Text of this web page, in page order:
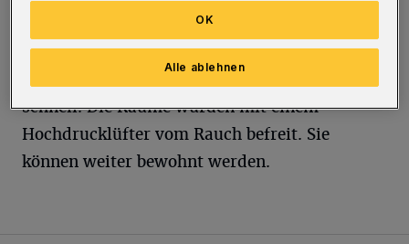
Die Einsatzkräfte verschafften sich Zutritt zu
der betroffenen Wohnung und entdeckten in
schnell. Die Räume wurden mit einem
Hochdrucklüfter vom Rauch befreit. Sie
können weiter bewohnt werden.
Alle ablehnen
OK